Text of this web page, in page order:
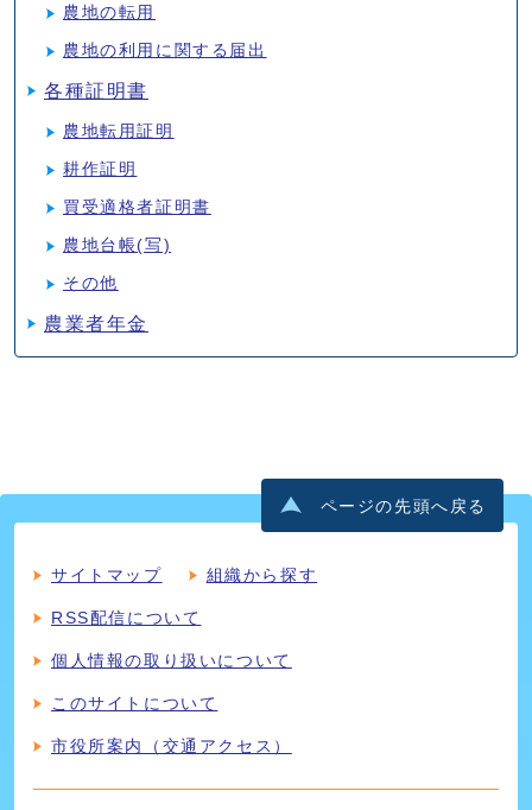
農地の転用
農地の利用に関する届出
各種証明書
農地転用証明
耕作証明
買受適格者証明書
農地台帳(写)
その他
農業者年金
ページの先頭へ戻る
サイトマップ 組織から探す
RSS配信について
個人情報の取り扱いについて
このサイトについて
市役所案内（交通アクセス）